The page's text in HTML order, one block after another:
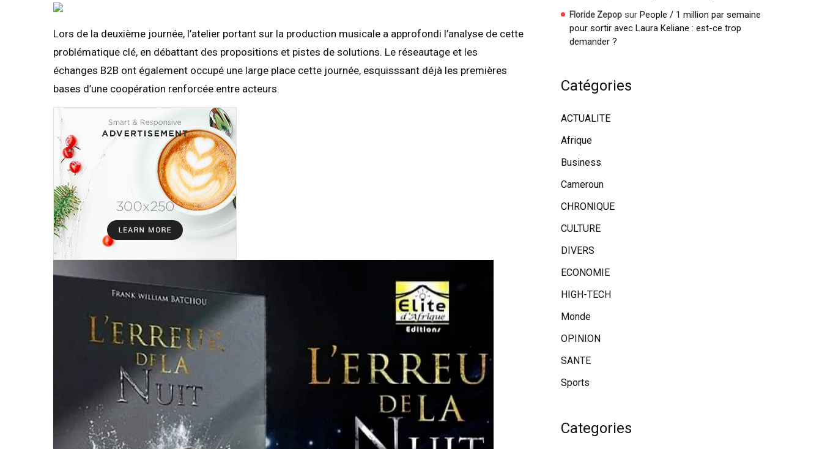
Lors de la deuxième journée, l’atelier portant sur la production musicale a approfondi l’analyse de cette
problématique clé, en débattant des propositions et pistes de solutions. Le réseautage et les
échanges B2B ont également occupé une large place cette journée, esquisssant déjà les premières
bases d’une coopération renforcée entre acteurs.
Floride Zepop sur People / 1 million par semaine
pour sortir avec Laura Keliane : est-ce trop
demander ?
Catégories
ACTUALITE
Afrique
Business
Cameroun
CHRONIQUE
CULTURE
DIVERS
ECONOMIE
HIGH-TECH
Monde
OPINION
SANTE
Sports
Categories